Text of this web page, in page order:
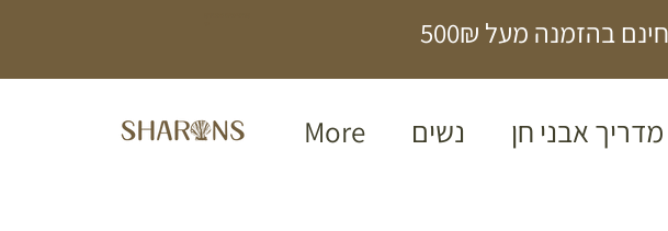
בהזמנה מעל 500₪
מדריך אבני חן נשים More